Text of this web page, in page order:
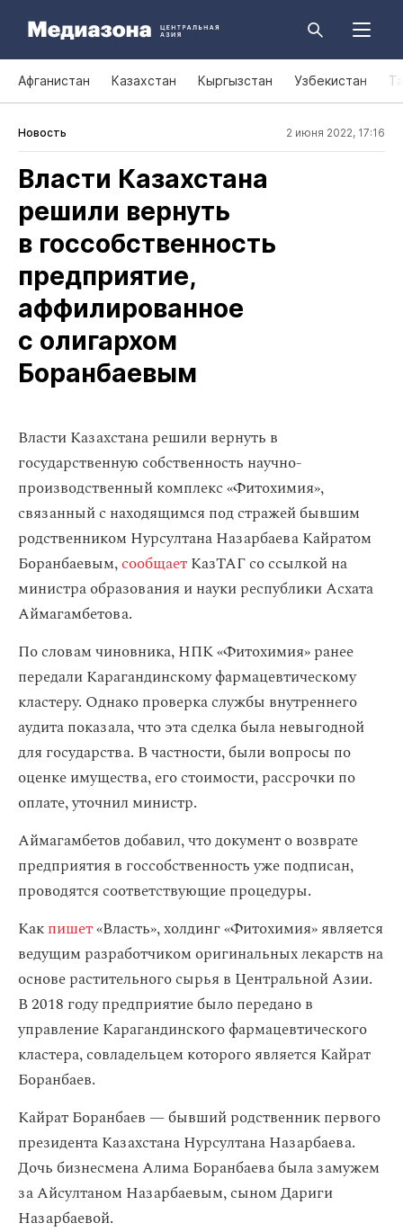
Афганистан Казахстан Кыргызстан Узбекистан
Новость 2 июня 2022, 17:16
Власти Казахстана
решили вернуть
в госсобственность
предприятие,
аффилированное
с олигархом
Боранбаевым
Власти Казахстана решили вернуть в
государственную собственность научно-
производственный комплекс «Фитохимия»,
связанный с находящимся под стражей бывшим
родственником Нурсултана Назарбаева Кайратом
Боранбаевым,сообщаетКазТАГ со ссылкой на
министра образования и науки республики Асхата
Аймагамбетова.
По словам чиновника, НПК «Фитохимия» ранее
передали Карагандинскому фармацевтическому
кластеру. Однако проверка службы внутреннего
аудита показала, что эта сделка была невыгодной
для государства. В частности, были вопросы по
оценке имущества, его стоимости, рассрочки по
оплате, уточнил министр.
Аймагамбетов добавил, что документ о возврате
предприятия в госсобственность уже подписан,
проводятся соответствующие процедуры.
Какпишет«Власть», холдинг «Фитохимия» является
ведущим разработчиком оригинальных лекарств на
основе растительного сырья в Центральной Азии.
В 2018 году предприятие было передано в
управление Карагандинского фармацевтического
кластера, совладельцем которого является Кайрат
Боранбаев.
Кайрат Боранбаев — бывший родственник первого
президента Казахстана Нурсултана Назарбаева.
Дочь бизнесмена Алима Боранбаева была замужем
за Айсултаном Назарбаевым, сыном Дариги
Назарбаевой.